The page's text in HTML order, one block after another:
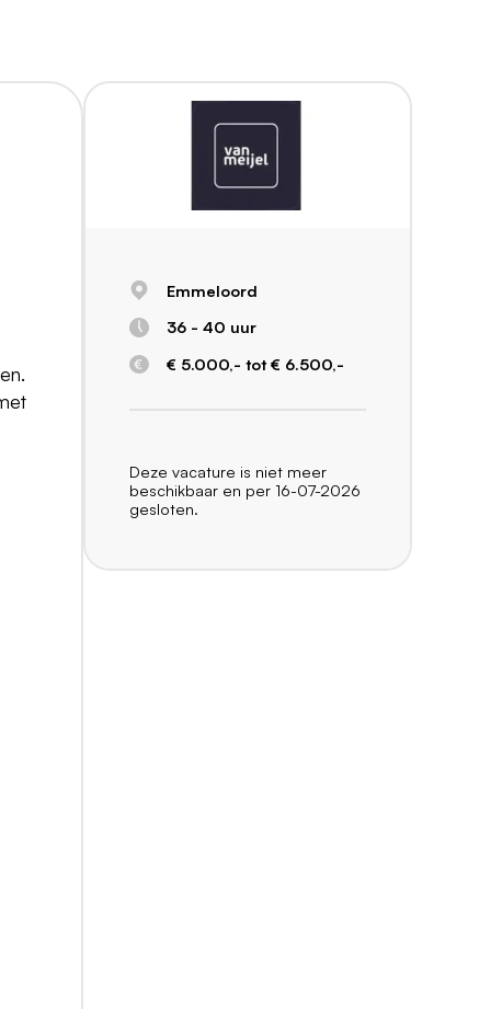
Emmeloord
36 - 40 uur
€ 5.000,- tot € 6.500,-
Deze vacature is niet meer
beschikbaar en per 16-07-2026
gesloten.